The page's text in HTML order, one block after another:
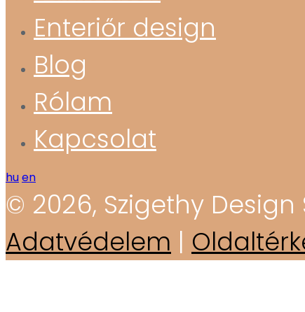
Enteriőr design
Blog
Rólam
Kapcsolat
huen
© 2026, Szigethy
Adatvédelem |